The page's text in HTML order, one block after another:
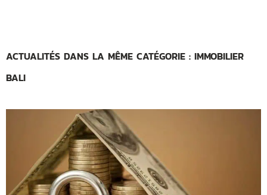
ACTUALITÉS DANS LA MÊME CATÉGORIE : IMMOBILIER
BALI